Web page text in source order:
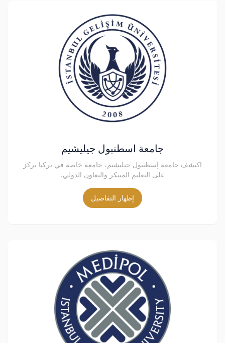
جامعة اسطنبول جيليشيم
اكتشف جامعة إسطنبول جيليشيم، جامعة خاصة في تركيا تركز
على التعليم المبتكر والتعاون الدولي.
إظهار التفاصيل